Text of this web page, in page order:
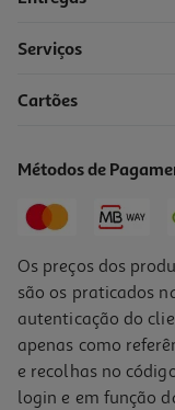
-20%
Serviços
Cartões
Métodos de
Os preços dos
são os praticados
autenticação do
apenas como
e recolhas no
login e em função